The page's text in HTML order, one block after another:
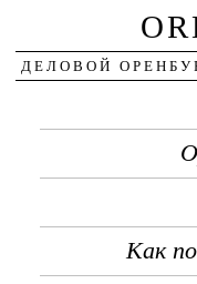
ДЕЛОВОЙ
Как